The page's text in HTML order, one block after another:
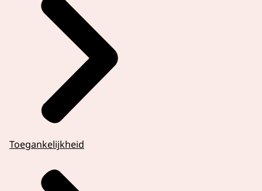
Toegankelijkheid